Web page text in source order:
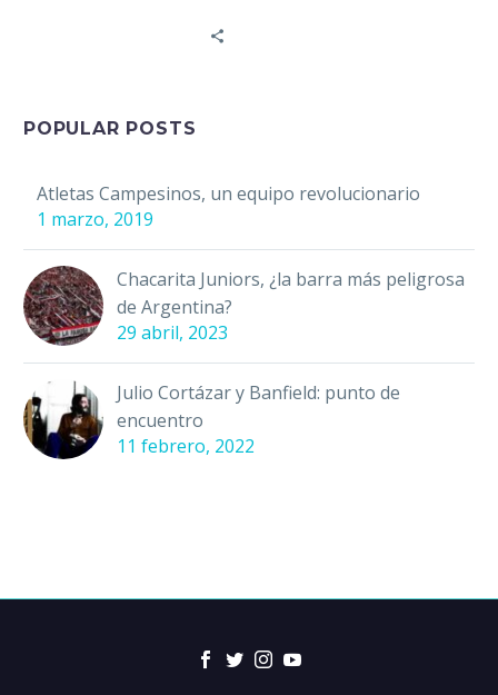
POPULAR POSTS
Atletas Campesinos, un equipo revolucionario
1 marzo, 2019
Chacarita Juniors, ¿la barra más peligrosa
de Argentina?
29 abril, 2023
Julio Cortázar y Banfield: punto de
encuentro
11 febrero, 2022